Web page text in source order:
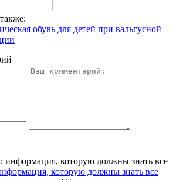
обувь для детей при вальгусной
которую должны знать все